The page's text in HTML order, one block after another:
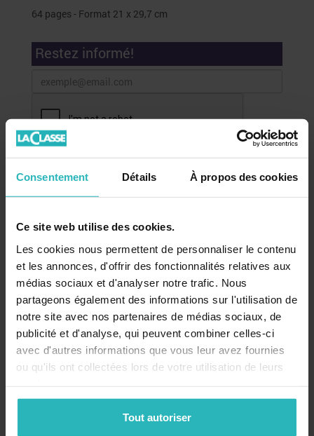
Consentement Détails À propos des cookies
Ce site web utilise des cookies.
Les cookies nous permettent de personnaliser le contenu
et les annonces, d'offrir des fonctionnalités relatives aux
médias sociaux et d'analyser notre trafic. Nous
partageons également des informations sur l'utilisation de
notre site avec nos partenaires de médias sociaux, de
publicité et d'analyse, qui peuvent combiner celles-ci
avec d'autres informations que vous leur avez fournies
ou qu'ils ont collectées lors de votre utilisation de leurs
Tout autoriser
64 pages - Format 21 x 29,7 cm
Restez informé!
Recevez nos conseils, actualités et promotions par email
!
Mon compte
Se connecter
Catalogue